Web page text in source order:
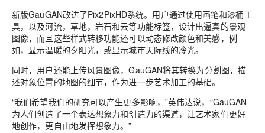
新版GauGAN改进了Pix2PixHD系统。 用户通过使用画笔和漆桶工
具，以及河流，草地，岩石和云等功能标签，设计出逼真的景观
图像，而且这些样式转移功能还可以动态修改颜色和美感，例
如，显示温暖的夕阳光，或显示城市天际线的冷光。
同时，用户还能上传风景图像，GauGAN将其转换为分割图，描
述对象位置的地图的细节，作为进一步艺术加工的基础。
“我们希望我们的研究可以产生更多影响，”英伟达说，“GauGAN
为人们创造了一个表达想象力和创造力的渠道，让艺术家们更好
地创作，更自由地发挥想象力。”